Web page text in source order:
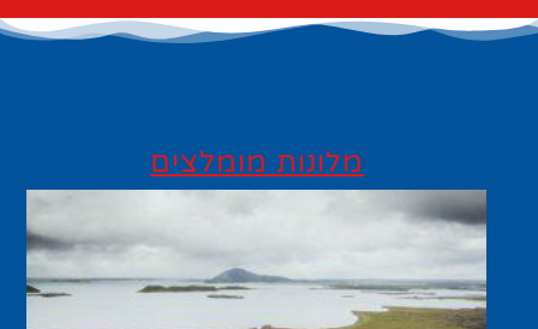
מלונות מומלצים